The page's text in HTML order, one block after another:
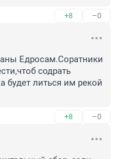
+8 –0
Едросам.Соратники
содрать
будет литься им рекой
+8 –0